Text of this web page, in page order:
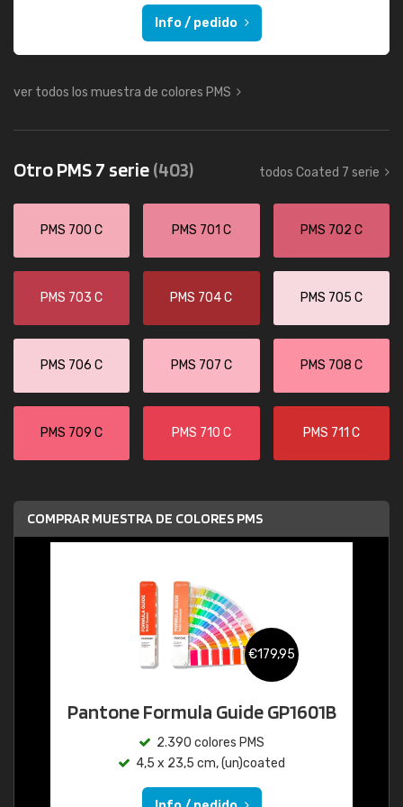
Info / pedido
ver todos los muestra de colores PMS
Otro PMS 7 serie(403) todos Coated 7 serie
PMS 700 C PMS 701 C PMS 702 C
PMS 703 C PMS 704 C PMS 705 C
PMS 706 C PMS 707 C PMS 708 C
PMS 709 C PMS 710 C PMS 711 C
COMPRAR MUESTRA DE COLORES PMS
€179,95
Pantone Formula Guide GP1601B
2.390 colores PMS
4,5 x 23,5 cm, (un)coated